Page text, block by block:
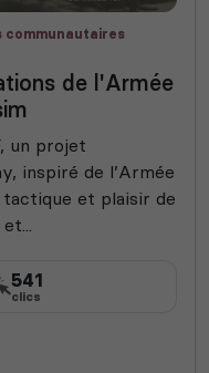
communautaires
de l'Armée
un projet
inspiré de l’Armée
tactique et plaisir de
541
clics